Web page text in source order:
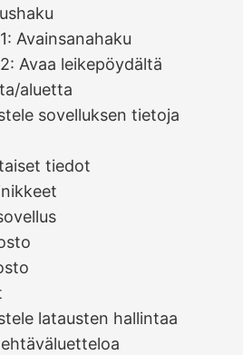
Avainsanahaku
Avaa leikepöydältä
aluetta
sovelluksen tietoja
tiedot
latausten hallintaa